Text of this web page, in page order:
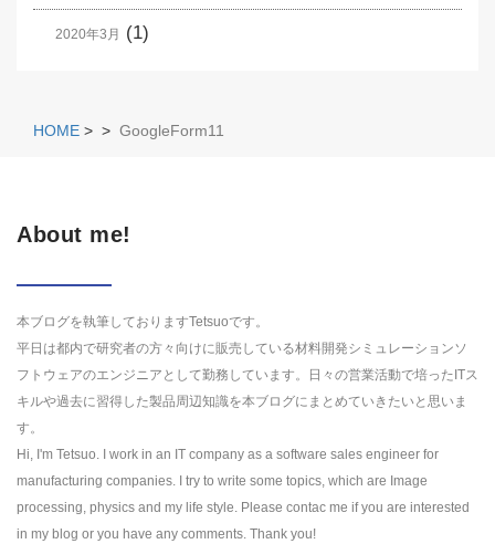
2020年3月 (1)
HOME > > GoogleForm11
About me!
本ブログを執筆しておりますTetsuoです。
平日は都内で研究者の方々向けに販売している材料開発シミュレーションソ
フトウェアのエンジニアとして勤務しています。日々の営業活動で培ったITス
キルや過去に習得した製品周辺知識を本ブログにまとめていきたいと思いま
す。
Hi, I'm Tetsuo. I work in an IT company as a software sales engineer for
manufacturing companies. I try to write some topics, which are Image
processing, physics and my life style. Please contac me if you are interested
in my blog or you have any comments. Thank you!